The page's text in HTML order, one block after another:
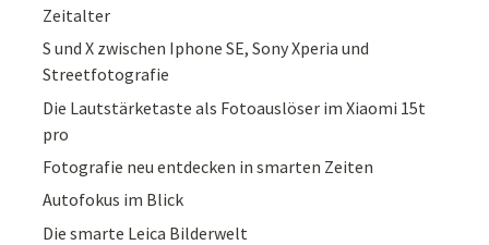
Zeitalter
S und X zwischen Iphone SE, Sony Xperia und
Streetfotografie
Die Lautstärketaste als Fotoauslöser im Xiaomi 15t
pro
Fotografie neu entdecken in smarten Zeiten
Autofokus im Blick
Die smarte Leica Bilderwelt